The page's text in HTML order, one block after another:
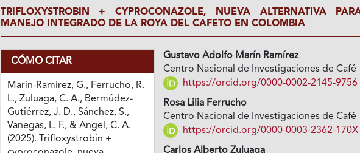
TRIFLOXYSTROBIN + CYPROCONAZOLE, NUEVA ALTERNATIVA
MANEJO INTEGRADO DE LA ROYA DEL CAFETO EN COLOMBIA
CÓMO CITAR
Marín-Ramírez, G., Ferrucho, R.
L., Zuluaga, C. A., Bermúdez-
Gutiérrez, J. D., Sánchez, S.,
Vanegas, L. F., & Angel, C. A.
(2025). Trifloxystrobin +
Gustavo Adolfo Marín Ramírez
Centro Nacional de Investigaciones de Café
https://orcid.org/0000-0002-2145-9756
Rosa Lilia Ferrucho
Centro Nacional de Investigaciones de Café
https://orcid.org/0000-0003-2362-170X
Carlos Alberto Zuluaga